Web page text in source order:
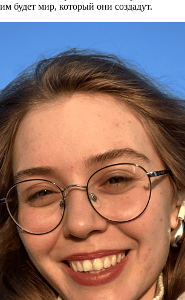
будет мир, который они создадут.